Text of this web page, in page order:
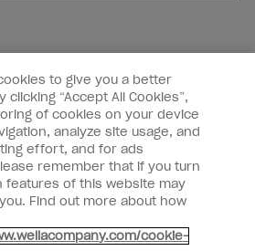
to give you a better
clicking “Accept All Cookies”,
of cookies on your device
analyze site usage, and
effort, and for ads
remember that if you turn
features of this website may
Find out more about how
cookie-